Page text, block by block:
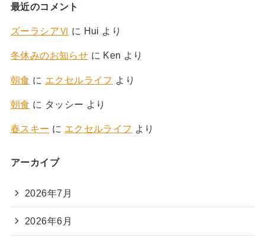
最近のコメント
ズーラシアⅥ に Hui より
冬休みのお知らせ に Ken より
朝食 に エクセルライフ より
朝食 に タッシー より
春スキー に エクセルライフ より
アーカイブ
2026年7月
2026年6月